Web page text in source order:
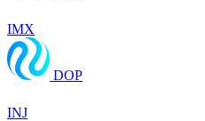
IMX
DOP
INJ